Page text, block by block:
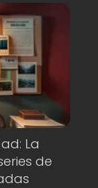
La
de